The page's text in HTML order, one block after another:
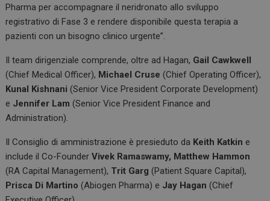
Pharma per accompagnare il neridronato allo sviluppo
registrativo di Fase 3 e rendere disponibile questa terapia a
pazienti con un bisogno clinico urgente”.
Il team dirigenziale comprende, oltre ad Hagan, Gail Cawkwell
(Chief Medical Officer), Michael Cruse (Chief Operating Officer),
Kunal Kishnani (Senior Vice President Corporate Development)
e Jennifer Lam (Senior Vice President Finance and
Administration).
Il Consiglio di amministrazione è presieduto da Keith Katkin e
include il Co-FounderVivek Ramaswamy, Matthew Hammon
(RA Capital Management), Trit Garg (Patient Square Capital),
Prisca Di Martino (Abiogen Pharma) e Jay Hagan (Chief